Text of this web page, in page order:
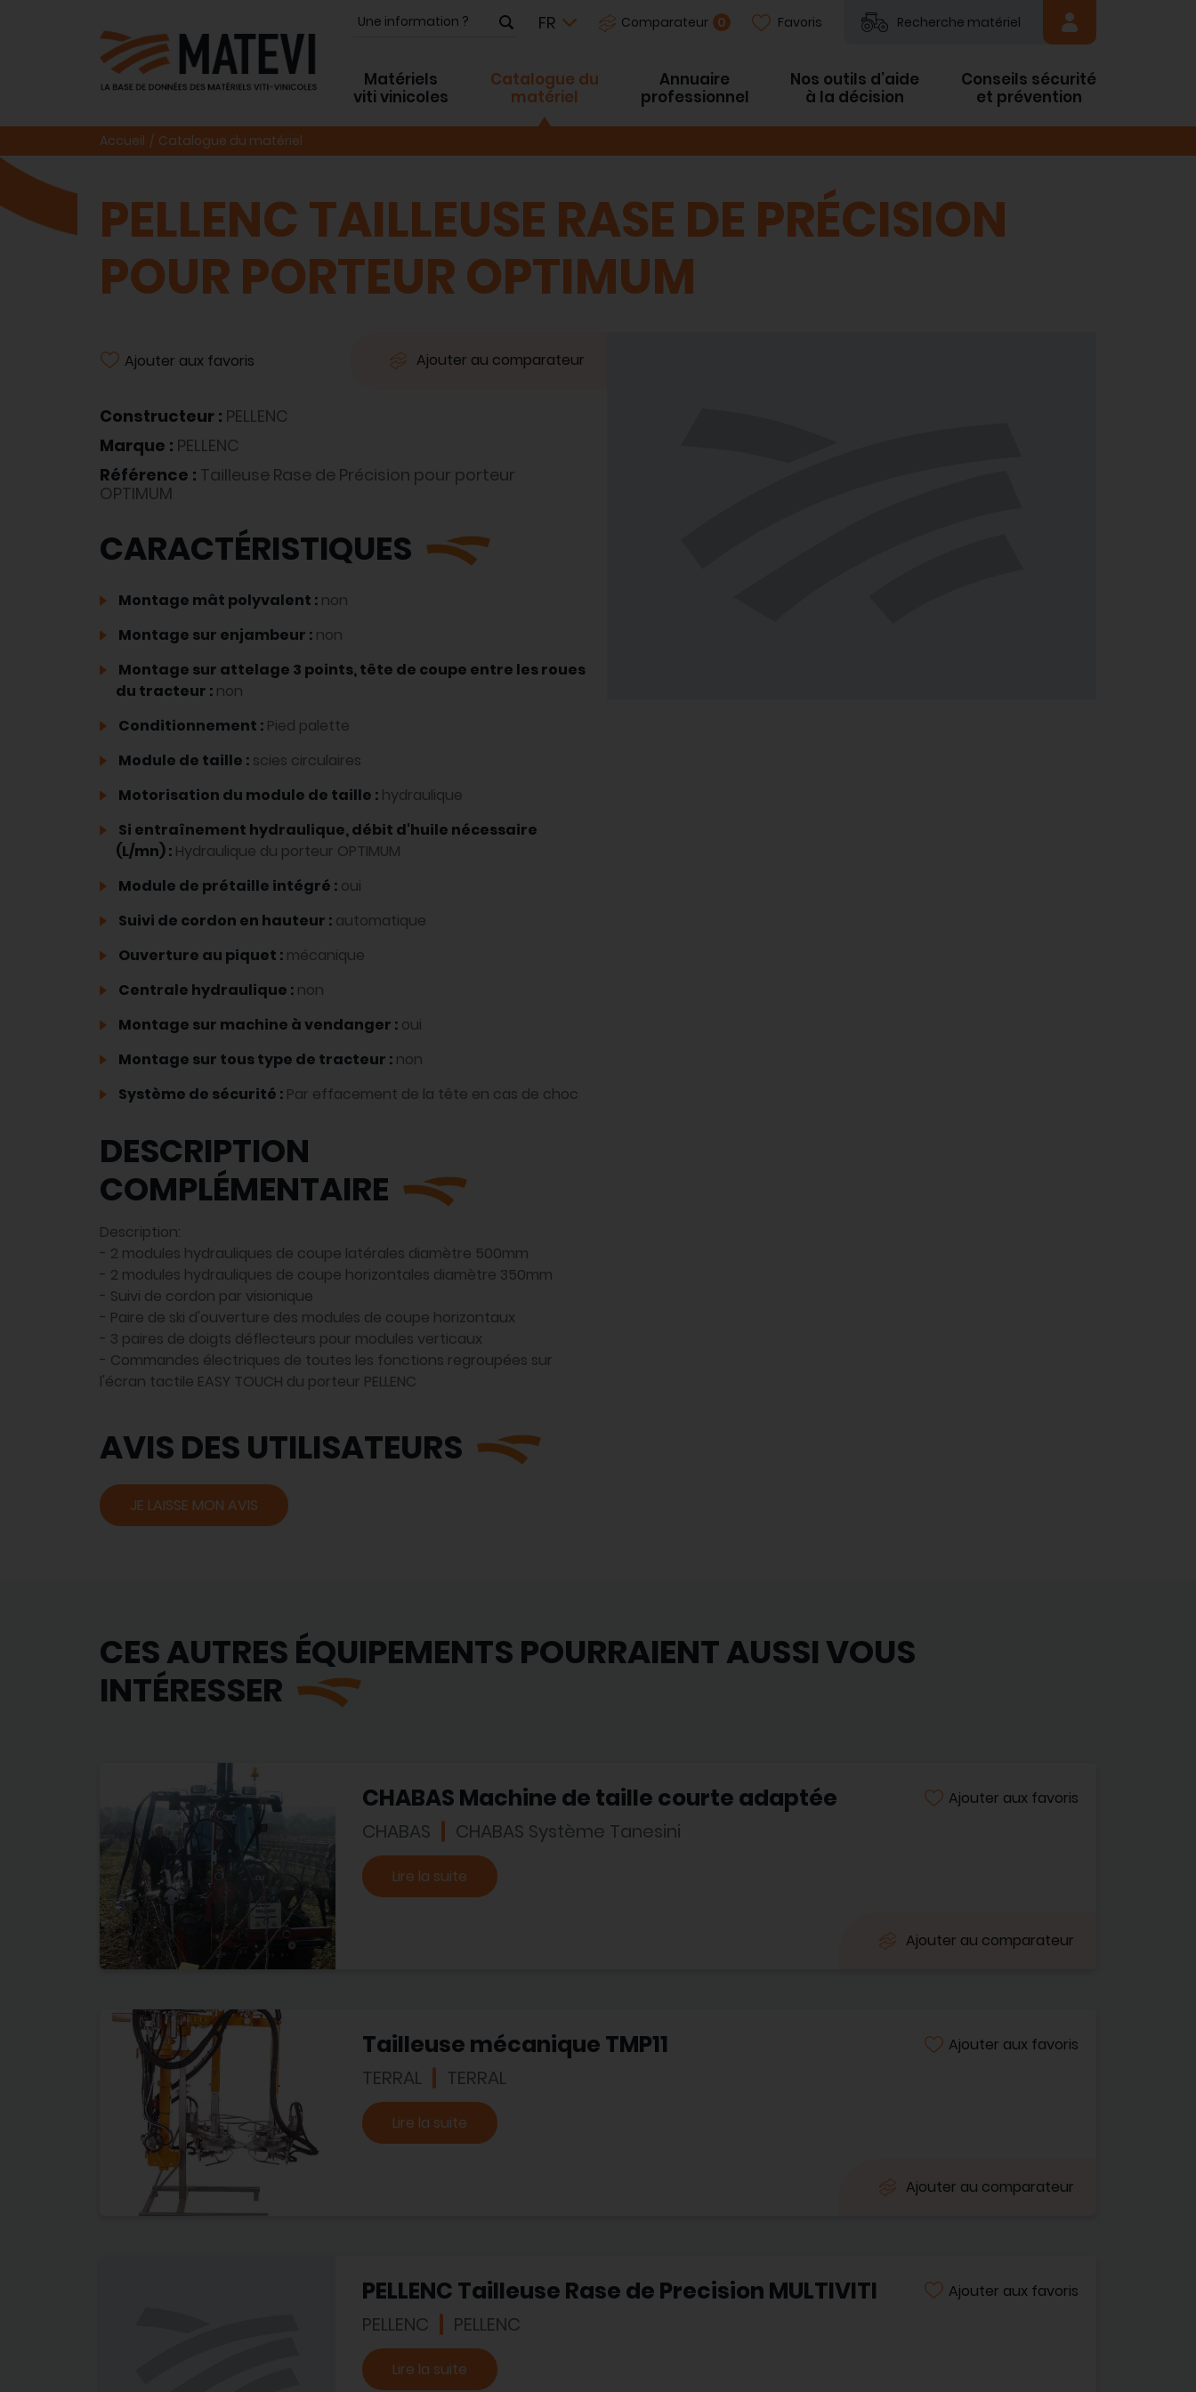
Comparateur 0 Favoris Recherche matériel
Matériels
viti vinicoles
Catalogue du
matériel
Annuaire
professionnel
Nos outils d’aide
à la décision
Conseils sécurité
et prévention
Accueil Catalogue du matériel
PELLENC TAILLEUSE RASE DE PRÉCISION
POUR PORTEUR OPTIMUM
Ajouter aux favoris Ajouter au comparateur
Constructeur : PELLENC
Marque : PELLENC
Référence : Tailleuse Rase de Précision pour porteur
OPTIMUM
CARACTÉRISTIQUES
Montage mât polyvalent : non
Montage sur enjambeur : non
Montage sur attelage 3 points, tête de coupe entre les roues
du tracteur : non
Conditionnement : Pied palette
Module de taille : scies circulaires
Motorisation du module de taille : hydraulique
Si entraînement hydraulique, débit d'huile nécessaire
(L/mn) : Hydraulique du porteur OPTIMUM
Module de prétaille intégré : oui
Suivi de cordon en hauteur : automatique
Ouverture au piquet : mécanique
Centrale hydraulique : non
Montage sur machine à vendanger : oui
Montage sur tous type de tracteur : non
Système de sécurité : Par effacement de la tête en cas de choc
DESCRIPTION
COMPLÉMENTAIRE
Description:
- 2 modules hydrauliques de coupe latérales diamètre 500mm
- 2 modules hydrauliques de coupe horizontales diamètre 350mm
- Suivi de cordon par visionique
- Paire de ski d'ouverture des modules de coupe horizontaux
- 3 paires de doigts déflecteurs pour modules verticaux
- Commandes électriques de toutes les fonctions regroupées sur
l'écran tactile EASY TOUCH du porteur PELLENC
AVIS DES UTILISATEURS
JE LAISSE MON AVIS
CES AUTRES ÉQUIPEMENTS POURRAIENT AUSSI VOUS
INTÉRESSER
CHABAS Machine de taille courte adaptée
CHABAS CHABAS Système Tanesini
Ajouter aux favoris
Lire la suite
Ajouter au comparateur
Tailleuse mécanique TMP11
TERRAL TERRAL
Ajouter aux favoris
Lire la suite
Ajouter au comparateur
PELLENC Tailleuse Rase de Precision MULTIVITI
PELLENC PELLENC
Ajouter aux favoris
Lire la suite